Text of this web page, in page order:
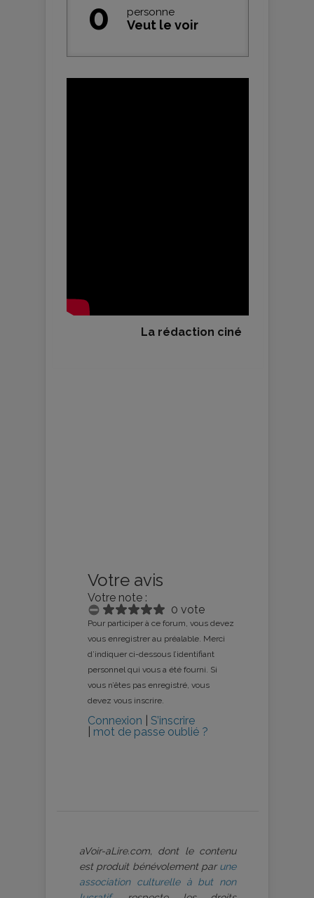
0 personne
Veut le voir
La rédaction ciné
Votre avis
Votre note :
0 vote
Pour participer à ce forum, vous devez
vous enregistrer au préalable. Merci
d’indiquer ci-dessous l’identifiant
personnel qui vous a été fourni. Si
vous n’êtes pas enregistré, vous
devez vous inscrire.
Connexion
S’inscrire
mot de passe oublié ?
aVoir-aLire.com, dont le contenu
est produit bénévolement par une
association culturelle à but non